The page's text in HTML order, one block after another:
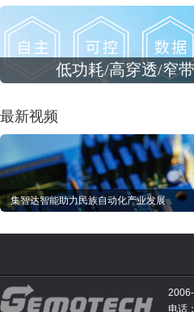
低功耗/高穿透/窄带
最新视频
集智达智能助力民族自动化产业发展
电话